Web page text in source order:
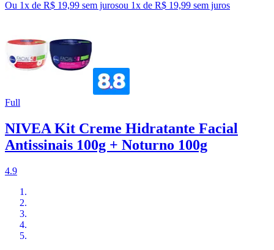
Ou 1x de R$ 19,99 sem jurosou 1x de R$ 19,99 sem juros
Full
NIVEA Kit Creme Hidratante Facial
Antissinais 100g + Noturno 100g
4.9